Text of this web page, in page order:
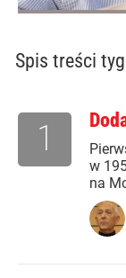
Spis treści
w
na
1